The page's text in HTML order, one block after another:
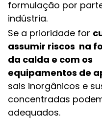
formulação por
indústria.
Se a prioridade for
assumir riscos na
da calda e com os
equipamentos de
sais inorgânicos e
concentradas
adequados.